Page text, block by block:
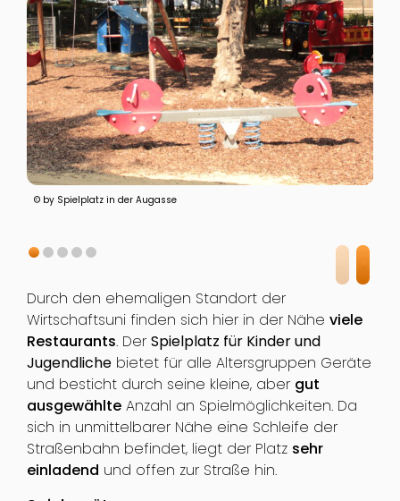
© by Spielplatz in der Augasse
Durch den ehemaligen Standort der
Wirtschaftsuni finden sich hier in der Nähe viele
Restaurants. Der Spielplatz für Kinder und
Jugendlichebietet für alle Altersgruppen Geräte
und besticht durch seine kleine, aber gut
ausgewählteAnzahl an Spielmöglichkeiten. Da
sich in unmittelbarer Nähe eine Schleife der
Straßenbahn befindet, liegt der Platz sehr
einladend und offen zur Straße hin.